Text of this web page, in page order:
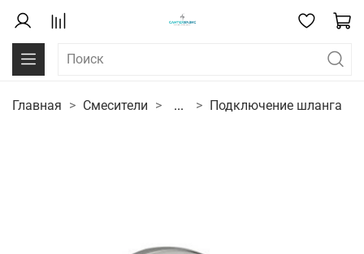
Главная Смесители ... Подключение шланга